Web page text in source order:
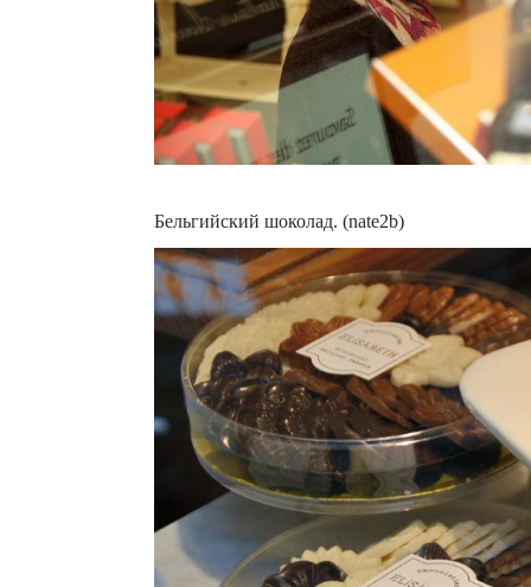
Бельгийский шоколад. (nate2b)